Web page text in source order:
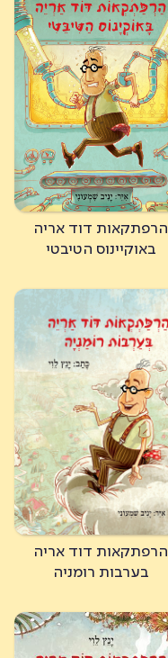
הרפתקאות דוד אריה
באוקיינוס הטיבטי
הרפתקאות דוד אריה
בערבות רומניה